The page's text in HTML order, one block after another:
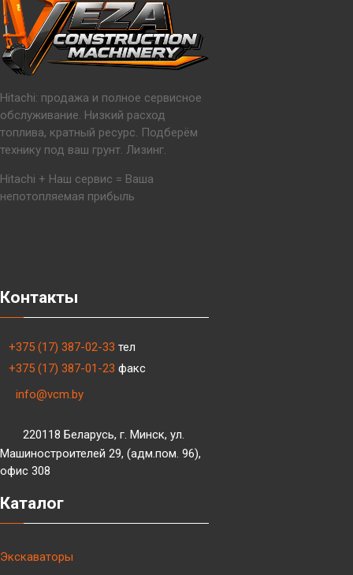
Hitachi: продажа и полное сервисное
обслуживание. Низкий расход
топлива, кратный ресурс. Подберём
технику под ваш грунт. Лизинг.
Hitachi + Наш сервис = Ваша
непотопляемая прибыль
Контакты
+375 (17) 387-02-33 тел
+375 (17) 387-01-23 факс
info@vcm.by
220118 Беларусь, г. Минск, ул.
Машиностроителей 29, (адм.пом. 96),
офис 308
Каталог
Экскаваторы